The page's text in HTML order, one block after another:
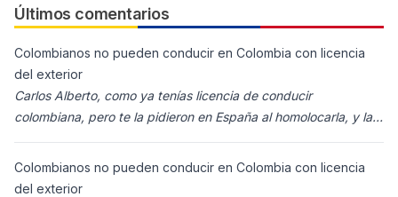
Últimos comentarios
Colombianos no pueden conducir en Colombia con licencia
del exterior
Carlos Alberto, como ya tenías licencia de conducir
colombiana, pero te la pidieron en España al homolocarla, y la
Colombianos no pueden conducir en Colombia con licencia
del exterior